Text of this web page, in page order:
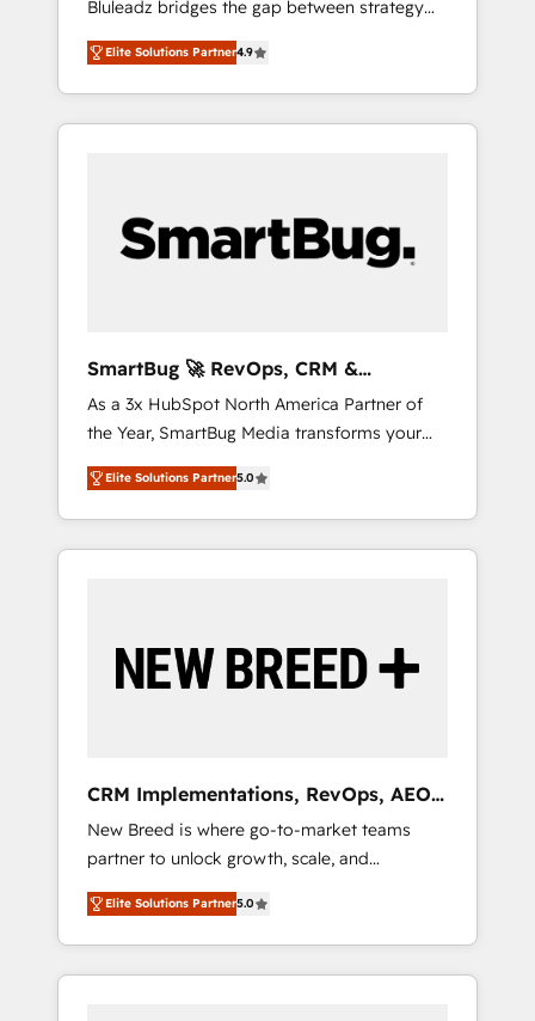
合に対応します。 2️⃣ AIエージェント組織構築
営業・マーケティング業務の一部をAIが自律実
行する組織への移行を設計・実装。Breeze・
Claude等をHubSpotと連携させ、役割定義・運
用ルール・成果指標まで含めて設計します。 3️⃣
PMOとして主導。「設定の代行ではなく、設計
の責任」を引き受け、部門横断の統合・浸透・
Hubで一体提供。 ▸ 既存CRM・MAからの移行
支援：Salesforce・Marketo・Pardot等からの
移行、カスタム設計、履歴データ移行と活用設
計まで。 ▸ AEO対応：ChatGPT・Perplexity等
のAI検索からの流入・引用を前提にコンテンツ
HubSpotアワード受賞・HUGリーダー ✓
AI活用に関するご相談、現状整理の壁打ちな
ど、構想段階からお気軽にお問い合わせくださ
Bluleadz bridges the gap between strategy
and execution. We don't just "set up tools" —
we install the GTM Operating System (GTM
OS) to align your leadership and engineer a
portal that drives predictable revenue
and Story to stop "accelerating a mess." ⚙️
Elite Engineering & AI Scalable Architecture:
agents, and high-integrity migrations for total
reporting clarity. Security & Compliance: SOC
2 Type I and HIPAA attested for enterprise-
grade data security. 🏆 Why Bluleadz? GTM
OS Partner | 16+ Years Experience | 1,000+
Five-Star Reviews
Elite Solutions Partner4.9
SmartBug 🚀 RevOps, CRM &
Integration Experts
As a 3x HubSpot North America Partner of
the Year, SmartBug Media transforms your
customer lifecycle into a revenue engine. Our
unified ecosystem includes specialized
divisions Globalia (AI & Software) and Point
Success Media (Paid Media), making this the
by Globalia’s technical development team. -
19 HubSpot-certified trainers to drive
deployment of Breeze AI and custom agents
to automate growth. 🏆 Elite Excellence - 8
platform accreditations and deep HIPAA-
compliance expertise. - A team of 250+
experts dedicated to your resilient growth.
Elite Solutions Partner5.0
CRM Implementations, RevOps, AEO
+ Web, Demand Gen
New Breed is where go-to-market teams
partner to unlock growth, scale, and
transformation. We help companies activate
HubSpot’s AI-powered customer platform
and operationalize HubSpot’s Loop
Marketing framework through expert-led
Elite Solutions Partner5.0